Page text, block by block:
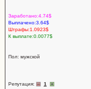
Заработано:4.74$
Выплачено:3.64$
Штрафы:1.0923$
К выплате:0.0077$
Пол: мужской
Репутация: 1